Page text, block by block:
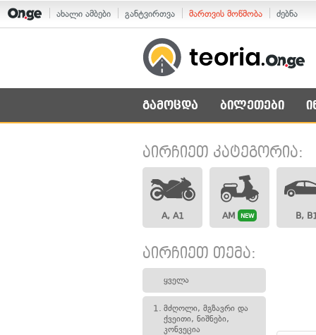
ახალი ამბები განტვირთვა მართვის მოწმობა ძებნა
გამოცდა ბილეთები
აირჩიეთ კატეგორია:
A, A1 AM NEW B,
აირჩიეთ თემა:
ყველა
1. მძღოლი, მგზავრი და
ქვეითი, ნიშნები,
კონვეცია